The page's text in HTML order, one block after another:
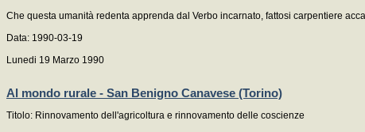
Che questa umanità redenta apprenda dal Verbo incarnato, fattosi carpentiere
Data: 1990-03-19
Lunedi 19 Marzo 1990
Al mondo rurale - San Benigno Canavese (Torino)
Titolo: Rinnovamento dell'agricoltura e rinnovamento delle coscienze